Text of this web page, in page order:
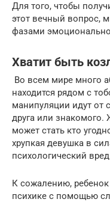
Для того, чтобы
этот вечный вопрос,
фазами
Хватит быть
Во всем мире много
находится рядом с
манипуляции идут от
друга или
может стать кто
хрупкая девушка в
психологический
К сожалению,
психике с помощью